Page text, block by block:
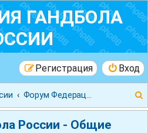
ГАНДБОЛА
Вход
Регистрация
России - Общие